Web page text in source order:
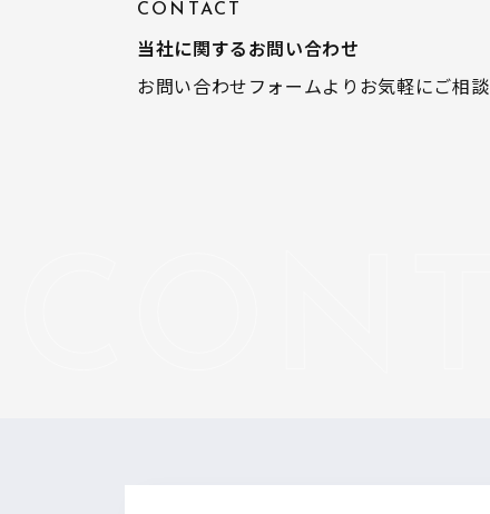
CONTACT
当社に関するお問い合わせ
お問い合わせフォームよりお気軽にご相談